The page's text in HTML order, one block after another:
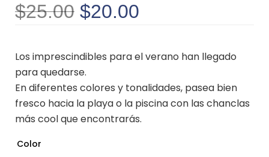
$25.00 $20.00
Los imprescindibles para el verano han llegado
para quedarse.
En diferentes colores y tonalidades, pasea bien
fresco hacia la playa o la piscina con las chanclas
más cool que encontrarás.
Color